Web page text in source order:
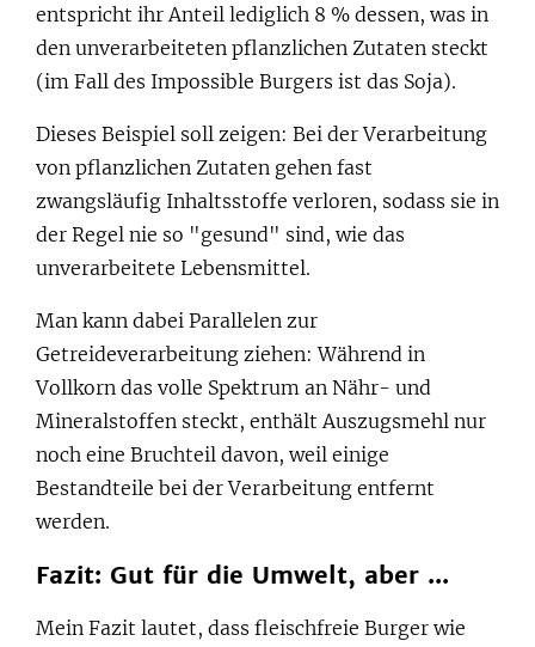
entspricht ihr Anteil lediglich 8 % dessen, was in
den unverarbeiteten pflanzlichen Zutaten steckt
(im Fall des Impossible Burgers ist das Soja).
Dieses Beispiel soll zeigen: Bei der Verarbeitung
von pflanzlichen Zutaten gehen fast
zwangsläufig Inhaltsstoffe verloren, sodass sie in
der Regel nie so "gesund" sind, wie das
unverarbeitete Lebensmittel.
Man kann dabei Parallelen zur
Getreideverarbeitung ziehen: Während in
Vollkorn das volle Spektrum an Nähr- und
Mineralstoffen steckt, enthält Auszugsmehl nur
noch eine Bruchteil davon, weil einige
Bestandteile bei der Verarbeitung entfernt
werden.
Fazit: Gut für die Umwelt, aber ...
Mein Fazit lautet, dass fleischfreie Burger wie